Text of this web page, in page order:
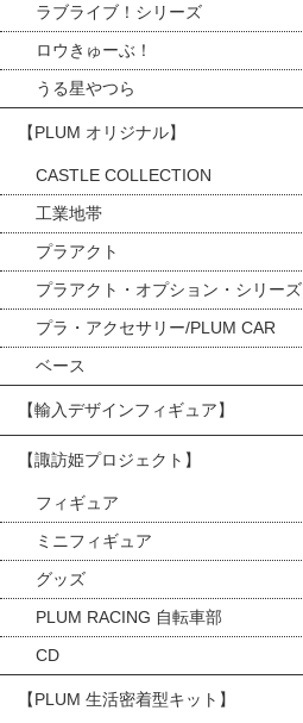
ラブライブ！シリーズ
ロウきゅーぶ！
うる星やつら
【PLUM オリジナル】
CASTLE COLLECTION
工業地帯
プラアクト
プラアクト・オプション・シリーズ
プラ・アクセサリー/PLUM CAR
ベース
【輸入デザインフィギュア】
【諏訪姫プロジェクト】
フィギュア
ミニフィギュア
グッズ
PLUM RACING 自転車部
CD
【PLUM 生活密着型キット】